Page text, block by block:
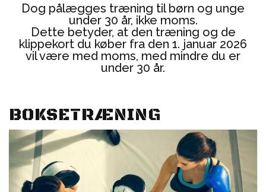
Dog pålægges træning til børn og unge
under 30 år, ikke moms.
Dette betyder, at den træning og de
klippekort du køber fra den 1. januar 2026
vil være med moms, med mindre du er
under 30 år.
BOKSETRÆNING